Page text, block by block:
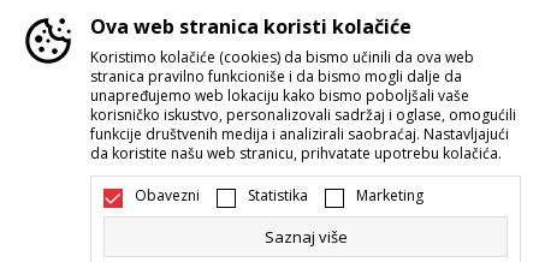
Srbija Promenite
Nastojimo da budemo što precizniji u opisu proizvoda, prikazu slika i
Ova web stranica koristi kolačiće
Koristimo kolačiće (cookies) da bismo učinili da ova web
stranica pravilno funkcioniše i da bismo mogli dalje da
unapređujemo web lokaciju kako bismo poboljšali vaše
korisničko iskustvo, personalizovali sadržaj i oglase, omogućili
funkcije društvenih medija i analizirali saobraćaj. Nastavljajući
da koristite našu web stranicu, prihvatate upotrebu kolačića.
Obavezni Statistika Marketing
Saznaj više